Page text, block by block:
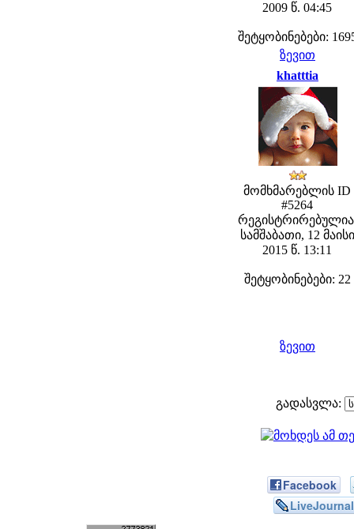
2009 წ. 04:45
შეტყობინებები:
ზევით
khatttia
მომხმარებლის ID
#5264
სამშაბათი, 12 მაისი
2015 წ. 13:11
შეტყობინებები: 22
ზევით
გადასვლა:
Facebook
LiveJournal